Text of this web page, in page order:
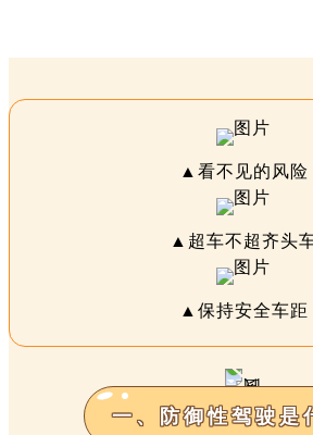
▲看不见的风险
▲超车不超齐头
▲保持安全车距
一、防御性驾驶是